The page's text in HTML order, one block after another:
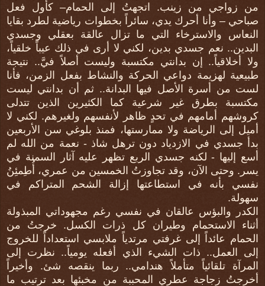
من زواجي من زينب. اتجهتُ إلى الحمام– كأول فعل
صباحي – وأنا أحرك يدي، سائراً بخطوات رياضية لطرد بقايا
النعاس والاسترخاء التي ما تزال عالقة بعقلي وجسدي
البدين.. نعم جسدي بدين، لكني لا أرى في ذلك عيباً خلقياً،
ولا أخلاقياً.. إن بدانتي مكتسبة وليست أصلاً فيَّ.. نتيجة
طبيعية لهزيمة دواعي الحركة والنشاط بفعل الزمن، فأنا
لست من أسرة الأصل فيها البدانة.. ثم أن بدانتي ليست
مكتسبة بطرق غير شرعية كما الكثيرين الذين تتدلى
كروشهم أمامهم في تحدٍ ظاهر لأنفسهم ولغيرهم. لكني لا
أميل إلى الرياضة ولا ممارستها، فمنذ بلوغي سن الأربعين
بدأ جسدي في الازدياد دون ترهل شاذ - نعمة من الله لم
أسع إليها - لكنه جسدي الربع تظهر عليه آثار السمنة في
يسر. وحتى الآن، وقد تجاوزتُ الخمسين من عمري، أُطِمئِنُ
نفسي بأنه في استطاعتها إزالة الشحم المتراكم في
سهولة.
الكدر والبؤس عالقان في نفسي رغم مجهوداتي المبذولة
أثناء الاستحمام وطيران كل ذرات الكسل. خرجتُ من
الحمام عائداً إلى غرفتي مرتدياً ملابسي استعداداً للخروج
إلى العمل.. ذات الشيء الذي أفعله يومياً.. نظرت إلى
المرآة تلقائياً متأملاً هندامي.. ربما ينقصه شئ. وأخيراً
أخرجتُ زجاجة عطري المحببة من مخبئها بعد ترتيب ما